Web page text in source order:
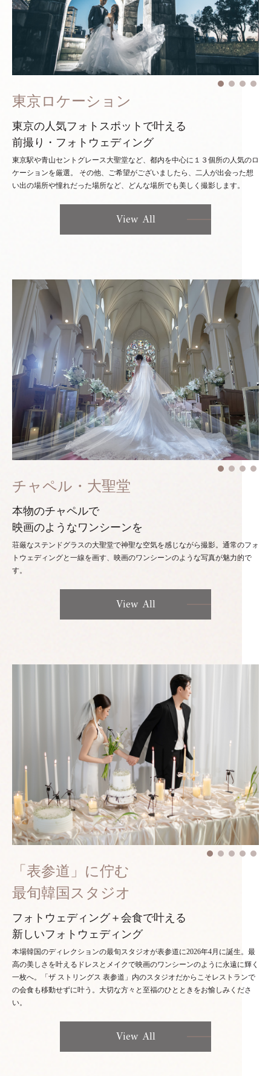
東京ロケーション
東京の人気フォトスポットで叶える
前撮り・フォトウェディング
東京駅や青山セントグレース大聖堂など、都内を中心に１３個所の人気のロ
ケーションを厳選。 その他、ご希望がございましたら、二人が出会った想
い出の場所や憧れだった場所など、どんな場所でも美しく撮影します。
View All
チャペル・大聖堂
本物のチャペルで
映画のようなワンシーンを
荘厳なステンドグラスの大聖堂で神聖な空気を感じながら撮影。通常のフォ
トウェディングと一線を画す、映画のワンシーンのような写真が魅力的で
す。
View All
「表参道」に佇む
最旬韓国スタジオ
フォトウェディング＋会食で叶える
新しいフォトウェディング
本場韓国のディレクションの最旬スタジオが表参道に2026年4月に誕生。最
高の美しさを叶えるドレスとメイクで映画のワンシーンのように永遠に輝く
一枚へ。「ザ ストリングス 表参道」内のスタジオだからこそレストランで
の会食も移動せずに叶う。大切な方々と至福のひとときをお愉しみくださ
い。
View All